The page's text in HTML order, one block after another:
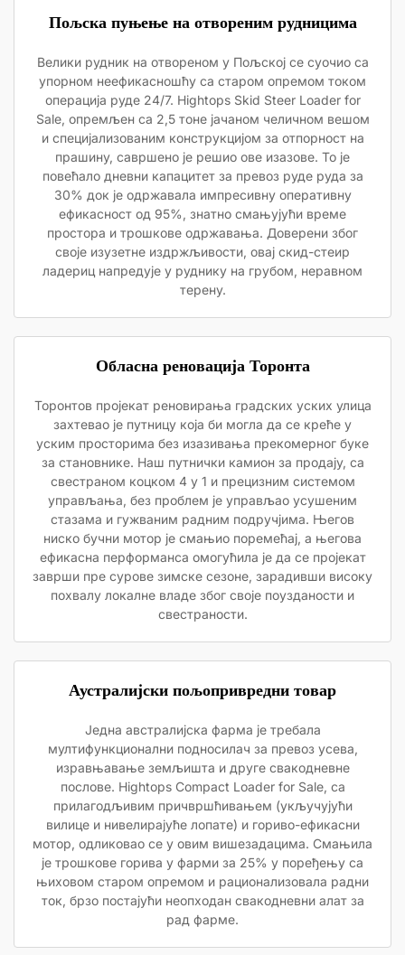
Пољска пуњење на отвореним рудницима
Велики рудник на отвореном у Пољској се суочио са
упорном неефикасношћу са старом опремом током
операција руде 24/7. Hightops Skid Steer Loader for
Sale, опремљен са 2,5 тоне јачаном челичном вешом
и специјализованим конструкцијом за отпорност на
прашину, савршено је решио ове изазове. То је
повећало дневни капацитет за превоз руде руда за
30% док је одржавала импресивну оперативну
ефикасност од 95%, знатно смањујући време
простора и трошкове одржавања. Доверени због
своје изузетне издржљивости, овај скид-стеир
ладериц напредује у руднику на грубом, неравном
терену.
Обласна реновација Торонта
Торонтов пројекат реновирања градских уских улица
захтевао је путницу која би могла да се креће у
уским просторима без изазивања прекомерног буке
за становнике. Наш путнички камион за продају, са
свестраном коцком 4 у 1 и прецизним системом
управљања, без проблем је управљао усушеним
стазама и гужваним радним подручјима. Његов
ниско бучни мотор је смањио поремећај, а његова
ефикасна перформанса омогућила је да се пројекат
заврши пре сурове зимске сезоне, зарадивши високу
похвалу локалне владе због своје поузданости и
свестраности.
Аустралијски пољопривредни товар
Једна австралијска фарма је требала
мултифункционални подносилач за превоз усева,
изравњавање земљишта и друге свакодневне
послове. Hightops Compact Loader for Sale, са
прилагодљивим причвршћивањем (укључујући
вилице и нивелирајуће лопате) и гориво-ефикасни
мотор, одликовао се у овим вишезадацима. Смањила
је трошкове горива у фарми за 25% у поређењу са
њиховом старом опремом и рационализовала радни
ток, брзо постајући неопходан свакодневни алат за
рад фарме.